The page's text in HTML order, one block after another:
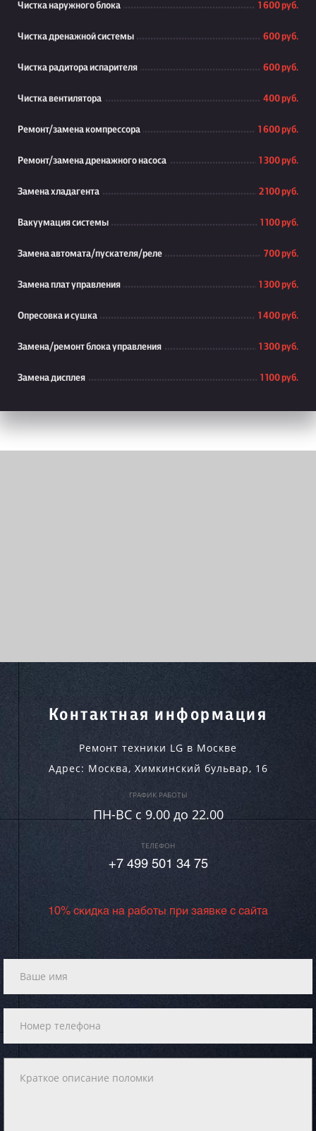
Чистка наружного блока 1 600 руб.
Чистка дренажной системы 600 руб.
Чистка радитора испарителя 600 руб.
Чистка вентилятора 400 руб.
Ремонт/замена компрессора 1 600 руб.
Ремонт/замена дренажного насоса 1 300 руб.
Замена хладагента 2 100 руб.
Вакуумация системы 1 100 руб.
Замена автомата/пускателя/реле 700 руб.
Замена плат управления 1 300 руб.
Опресовка и сушка 1 400 руб.
Замена/ремонт блока управления 1 300 руб.
Замена дисплея 1 100 руб.
Контактная информация
Ремонт техники LG в Москве
Адрес: Москва, Химкинский бульвар, 16
ГРАФИК РАБОТЫ
ПН-ВC c 9.00 до 22.00
ТЕЛЕФОН
+7 499 501 34 75
10% скидка на работы при заявке с сайта